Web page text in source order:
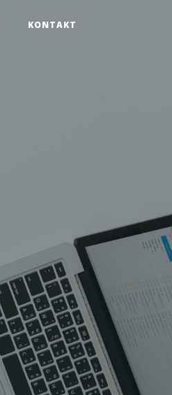
KONTAKT